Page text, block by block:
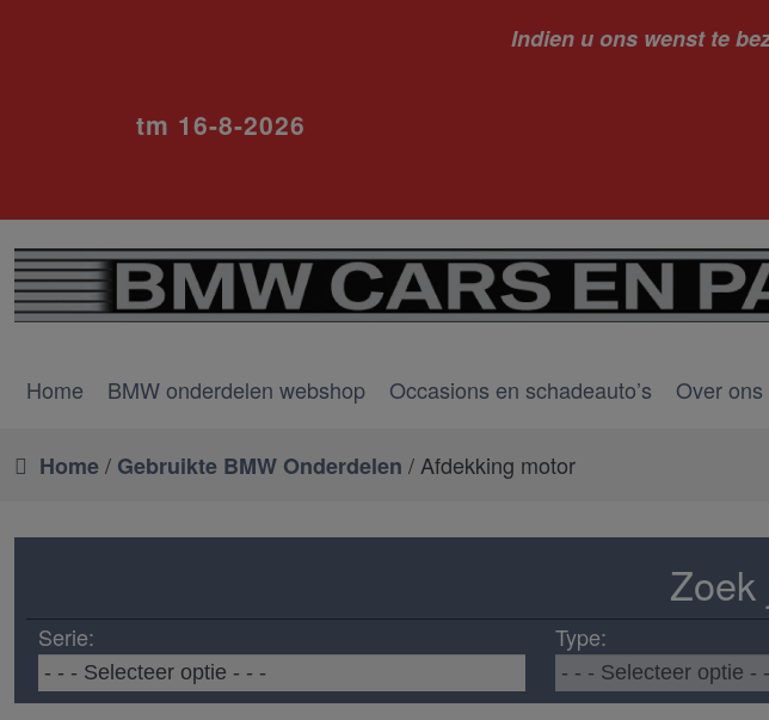
Indien u ons wenst te
ivm
tm 16-8-2026
Home BMW onderdelen webshop Occasions en schadeauto’s Over ons
Home/ Gebruikte BMW Onderdelen / Afdekking motor
Zoek
Serie: Type: